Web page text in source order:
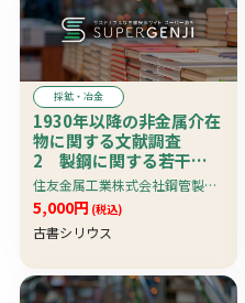
採鉱・冶金
1930年以降の非金属介在
物に関する文献調査
2 製鋼に関する若干の
文献
住友金属工業株式会社鋼管製造所研究試験課編
5,000円 (税込)
古書シリウス